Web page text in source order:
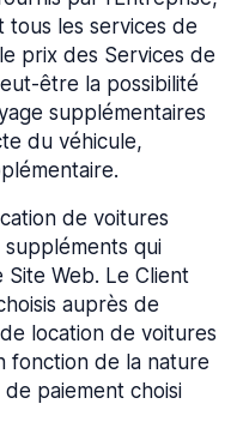
les services de
prix des Services de
être la possibilité
supplémentaires
du véhicule,
de voitures
qui
Web. Le Client
auprès de
location de voitures
fonction de la nature
paiement choisi